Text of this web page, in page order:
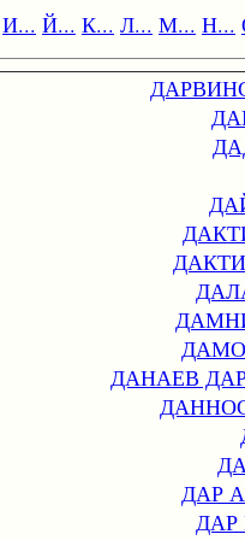
И... Й... К... Л... М... Н...
ДАНАЕВ
ДАР
ДАР